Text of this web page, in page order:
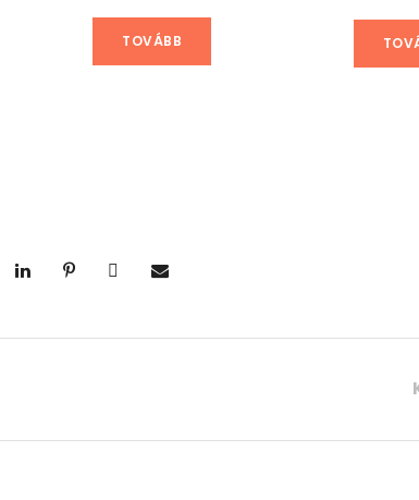
TOVÁBB